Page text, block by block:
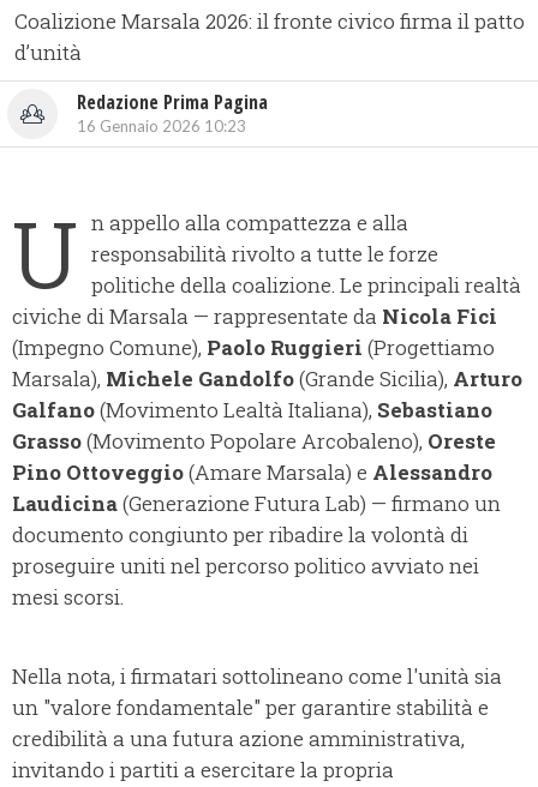
Coalizione Marsala 2026: il fronte civico firma il patto
d’unità
Redazione Prima Pagina
16 Gennaio 2026 10:23
U n appello alla compattezza e alla
responsabilità rivolto a tutte le forze
politiche della coalizione. Le principali realtà
civiche di Marsala — rappresentate da Nicola Fici
(Impegno Comune), Paolo Ruggieri (Progettiamo
Marsala), Michele Gandolfo(Grande Sicilia), Arturo
Galfano(Movimento Lealtà Italiana), Sebastiano
Grasso(Movimento Popolare Arcobaleno), Oreste
Pino Ottoveggio(Amare Marsala) e Alessandro
Laudicina(Generazione Futura Lab) — firmano un
documento congiunto per ribadire la volontà di
proseguire uniti nel percorso politico avviato nei
mesi scorsi.
Nella nota, i firmatari sottolineano come l'unità sia
un "valore fondamentale" per garantire stabilità e
credibilità a una futura azione amministrativa,
invitando i partiti a esercitare la propria